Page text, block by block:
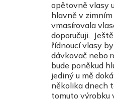
opětovně vlasy
hlavně v
vmasírovala
doporučuji.
řídnoucí vlasy
dávkovač nebo
bude poněkud
jediný u mě
několika dnech
tomuto výrobku